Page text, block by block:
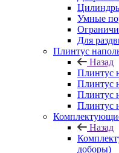
Умные
Для
Плинтус
Назад
Плинтус
Плинтус
Плинтус
Плинтус
Назад
доборы)